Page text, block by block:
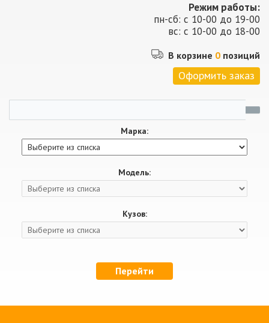
Режим работы:
пн-сб: с 10-00 до 19-00
вс: с 10-00 до 18-00
В корзине 0 позиций
Оформить заказ
Марка:
Модель:
Кузов:
Перейти